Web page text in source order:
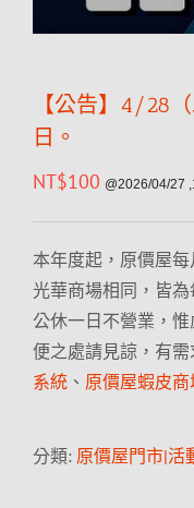
【公告】4/28
日。
NT$100 @2026/04/27
本年度起，原價屋
光華商場相同，皆
公休一日不營業，
便之處請見諒，有
系統 、 原價屋蝦皮商
分類: 原價屋門市|活